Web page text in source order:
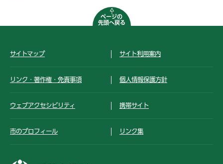
ページの
先頭へ戻る
サイトマップ サイト利用案内
リンク・著作権・免責事項 個人情報保護方針
ウェブアクセシビリティ 携帯サイト
市のプロフィール リンク集